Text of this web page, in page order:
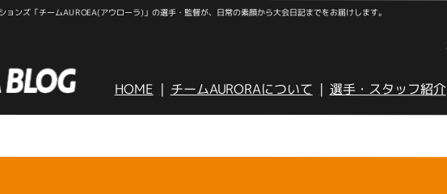
ンズ「チームAUROEA(アウローラ)」の選手・監督が、日常の素顔から大会日記までをお届けします。
HOME チームAURORAについて 選手・スタッフ紹介